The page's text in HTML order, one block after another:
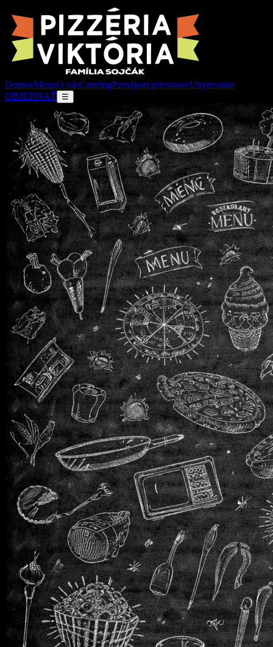
DomovMenuO násCateringPrenájom priestorovUbytovanie
OBJEDNAŤ ☰